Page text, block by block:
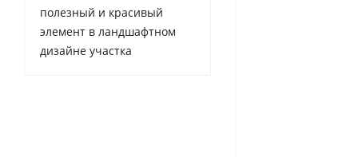
полезный и красивый
элемент в ландшафтном
дизайне участка